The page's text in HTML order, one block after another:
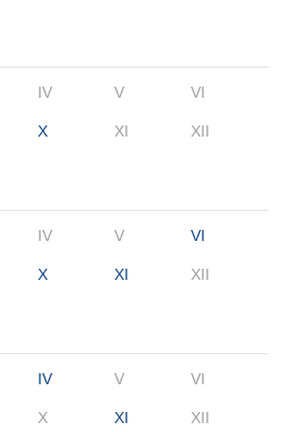
IV V VI
X XI XII
IV V VI
X XI XII
IV V VI
X XI XII